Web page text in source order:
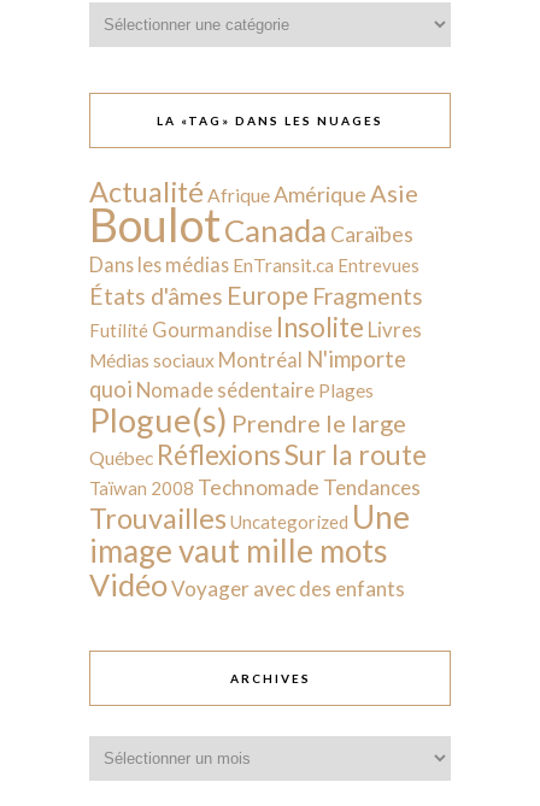
LA «TAG» DANS LES NUAGES
Actualité AfriqueAmériqueAsie
BoulotCanada Caraïbes
Dans les médias EnTransit.ca Entrevues
États d'âmes Europe Fragments
Futilité Gourmandise Insolite Livres
Médias sociaux Montréal N'importe
quoi Nomade sédentaire Plages
Plogue(s) Prendre le large
Québec RéflexionsSur la route
Taïwan 2008 Technomade Tendances
Trouvailles Uncategorized Une
image vaut mille mots
VidéoVoyager avec des enfants
ARCHIVES